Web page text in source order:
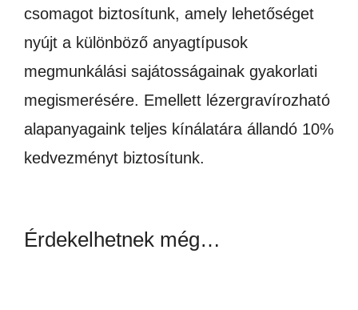
csomagot biztosítunk, amely lehetőséget
nyújt a különböző anyagtípusok
megmunkálási sajátosságainak gyakorlati
megismerésére. Emellett lézergravírozható
alapanyagaink teljes kínálatára állandó 10%
kedvezményt biztosítunk.
Érdekelhetnek még…